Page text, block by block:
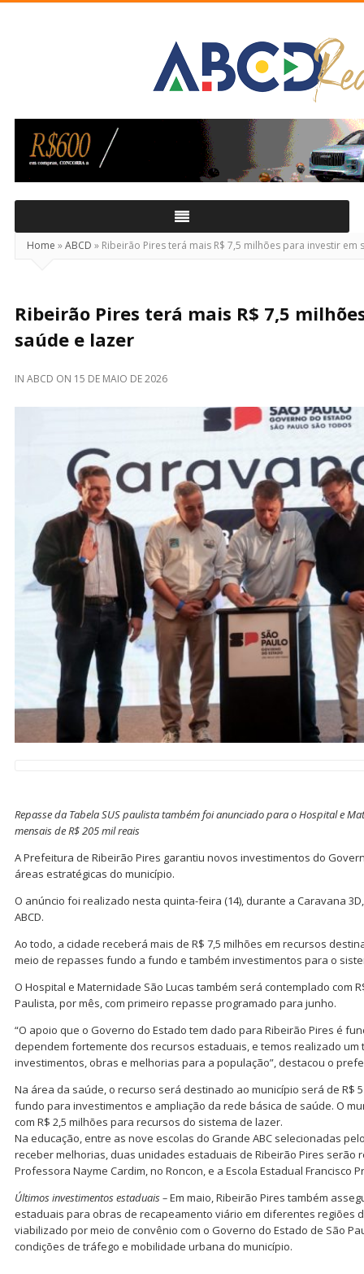
Real
Home »ABCD » Ribeirão Pires terá mais R$ 7,5 milhões para investir em
Ribeirão Pires terá mais R$ 7,5
saúde e lazer
IN ABCD ON 15 DE MAIO DE 2026
Repasse da Tabela SUS paulista também foi anunciado para o Hospital e
mensais de R$ 205 mil reais
A Prefeitura de Ribeirão Pires garantiu novos investimentos do
áreas estratégicas do município.
O anúncio foi realizado nesta quinta-feira (14), durante a Caravana
ABCD.
Ao todo, a cidade receberá mais de R$ 7,5 milhões em recursos
meio de repasses fundo a fundo e também investimentos para o
O Hospital e Maternidade São Lucas também será contemplado com
Paulista, por mês, com primeiro repasse programado para junho.
“O apoio que o Governo do Estado tem dado para Ribeirão Pires é
dependem fortemente dos recursos estaduais, e temos realizado
investimentos, obras e melhorias para a população”, destacou o
Na área da saúde, o recurso será destinado ao município será de R$
fundo para investimentos e ampliação da rede básica de saúde. O
com R$ 2,5 milhões para recursos do sistema de lazer.
Na educação, entre as nove escolas do Grande ABC selecionadas
receber melhorias, duas unidades estaduais de Ribeirão Pires serão
Professora Nayme Cardim, no Roncon, e a Escola Estadual Francisco
Últimos investimentos estaduais –Em maio, Ribeirão Pires também
estaduais para obras de recapeamento viário em diferentes regiões
viabilizado por meio de convênio com o Governo do Estado de São
condições de tráfego e mobilidade urbana do município.